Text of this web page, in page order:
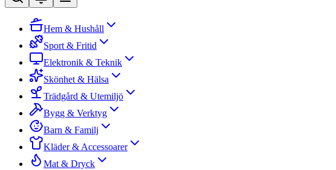
Hem & Hushåll
Sport & Fritid
Elektronik & Teknik
Skönhet & Hälsa
Trädgård & Utemiljö
Bygg & Verktyg
Barn & Familj
Kläder & Accessoarer
Mat & Dryck